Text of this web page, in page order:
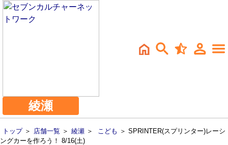
綾瀬
トップ＞ 店舗一覧 ＞ 綾瀬 ＞ こども ＞ SPRINTER(スプリンター)レーシ
ングカーを作ろう！ 8/16(土)